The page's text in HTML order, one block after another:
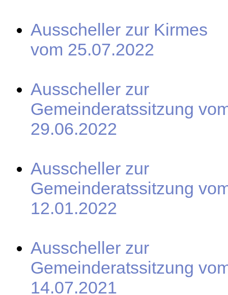
Ausscheller zur Kirmes
vom 25.07.2022
Ausscheller zur
Gemeinderatssitzung
29.06.2022
Ausscheller zur
Gemeinderatssitzung
12.01.2022
Ausscheller zur
Gemeinderatssitzung
14.07.2021